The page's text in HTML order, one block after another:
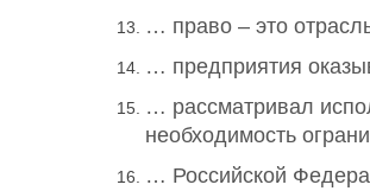
… право – это
… предприятия
… рассматривал
необходимость
… Российской